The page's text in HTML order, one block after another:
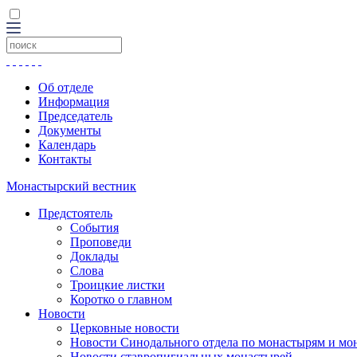
Об отделе
Информация
Председатель
Документы
Календарь
Контакты
Монастырский вестник
Предстоятель
События
Проповеди
Доклады
Слова
Троицкие листки
Коротко о главном
Новости
Церковные новости
Новости Синодального отдела по монастырям и